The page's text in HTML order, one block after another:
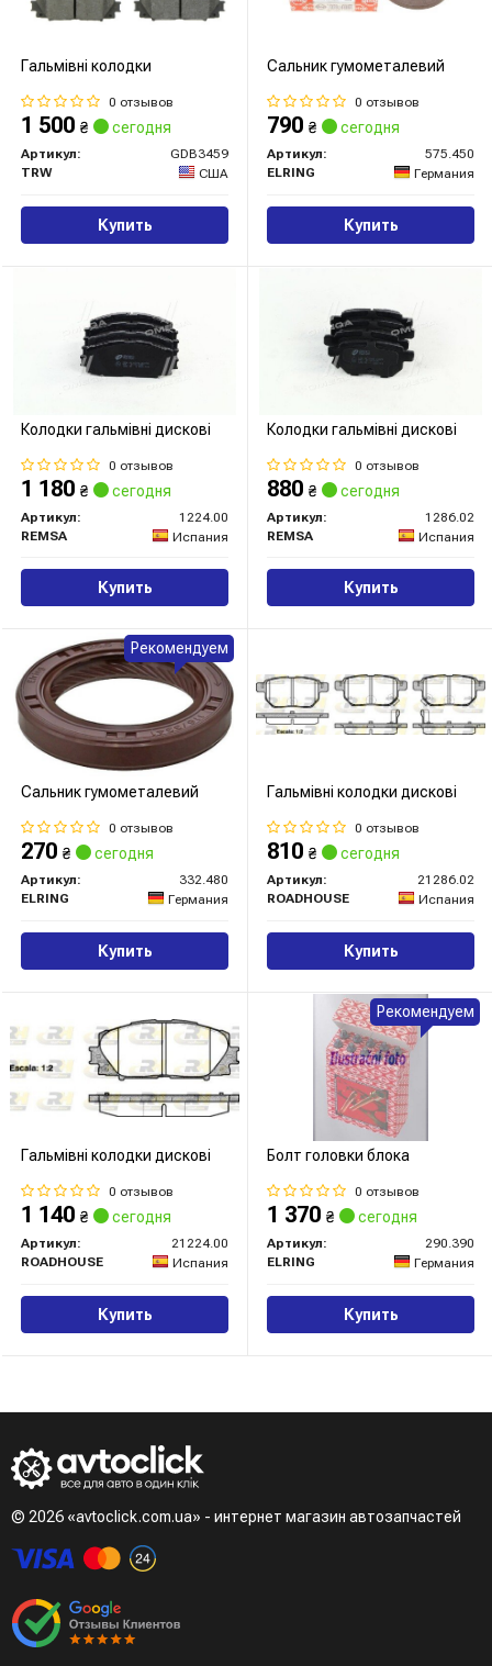
Гальмівні колодки
0 отзывов
1 500 ₴ сегодня
Артикул:
GDB3459
TRW
США
Купить
Сальник гумометалевий
0 отзывов
790 ₴ сегодня
Артикул:
575.450
ELRING
Германия
Купить
Колодки гальмівні дискові
0 отзывов
1 180 ₴ сегодня
Артикул:
1224.00
REMSA
Испания
Купить
Колодки гальмівні дискові
0 отзывов
880 ₴ сегодня
Артикул:
1286.02
REMSA
Испания
Купить
Сальник гумометалевий
0 отзывов
270 ₴ сегодня
Артикул:
332.480
ELRING
Германия
Купить
Рекомендуем
Гальмівні колодки дискові
0 отзывов
810 ₴ сегодня
Артикул:
21286.02
ROADHOUSE
Испания
Купить
Гальмівні колодки дискові
0 отзывов
1 140 ₴ сегодня
Артикул:
21224.00
ROADHOUSE
Испания
Купить
Болт головки блока
0 отзывов
1 370 ₴ сегодня
Артикул:
290.390
ELRING
Германия
Купить
Рекомендуем
© 2026 «avtoclick.com.ua» - интернет магазин автозапчастей